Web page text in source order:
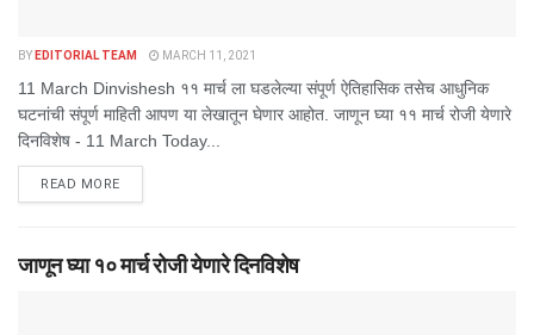
BY EDITORIAL TEAM MARCH 11, 2021
11 March Dinvishesh ११ मार्च ला घडलेल्या संपूर्ण ऐतिहासिक तसेच आधुनिक
घटनांची संपूर्ण माहिती आपण या लेखातून घेणार आहोत. जाणून घ्या ११ मार्च रोजी येणारे
दिनविशेष - 11 March Today...
READ MOREDETAILS
जाणून घ्या १० मार्च रोजी येणारे दिनविशेष